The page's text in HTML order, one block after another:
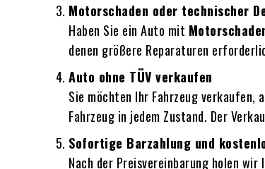
Motorschaden oder technischer
Haben Sie ein Auto mit
denen größere Reparaturen
Auto ohne TÜV verkaufen
Sie möchten Ihr Fahrzeug verkaufen,
Fahrzeug in jedem Zustand. Der
Sofortige Barzahlung und
Nach der Preisvereinbarung holen wir